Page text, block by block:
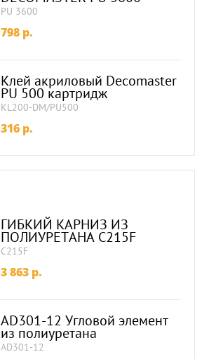
PU 3600
798 p.
Клей акриловый Decomaster
PU 500 картридж
KL200-DM/PU500
316 p.
ГИБКИЙ КАРНИЗ ИЗ
ПОЛИУРЕТАНА C215F
C215F
3 863 p.
AD301-12 Угловой элемент
из полиуретана
AD301-12